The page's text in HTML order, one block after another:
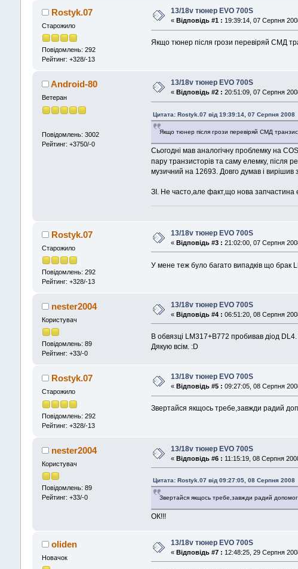
Rostyk.07
Старожило
Повідомлень: 292
Рейтинг: +328/-13
13/18v тюнер EVO 700S
« Відповідь #1 : 19:39:14, 07 Серпня
Якщо тюнер після грози перевіряй СМД
Android-80
Ветеран
Повідомлень: 3002
Рейтинг: +3750/-0
13/18v тюнер EVO 700S
« Відповідь #2 : 20:51:09, 07 Серпня
Цитата: Rostyk.07 від 19:39:14, 07 Серпня 2008
Якщо тюнер після грози перевіряй СМД
Сьогодні мав аналогічну проблемку на
пару транзисторів та саму елемку, після
музичний на 12693. Довго думав і
ЗІ. Не часто,але факт,що нова
Rostyk.07
Старожило
Повідомлень: 292
Рейтинг: +328/-13
13/18v тюнер EVO 700S
« Відповідь #3 : 21:02:00, 07 Серпня
У мене теж було багато випадків що брак
nester2004
Користувач
Повідомлень: 89
Рейтинг: +33/-0
13/18v тюнер EVO 700S
« Відповідь #4 : 06:51:20, 08 Серпня
В обвязці LM317+В772 пробивав діод
Дякую всім. :D
Rostyk.07
Старожило
Повідомлень: 292
Рейтинг: +328/-13
13/18v тюнер EVO 700S
« Відповідь #5 : 09:27:05, 08 Серпня
Звертайся якщось требе,завжди радий
nester2004
Користувач
Повідомлень: 89
Рейтинг: +33/-0
13/18v тюнер EVO 700S
« Відповідь #6 : 11:15:19, 08 Серпня
Цитата: Rostyk.07 від 09:27:05, 08 Серпня 2008
Звертайся якщось требе,завжди радий
ОК!!!
oliden
Новачок
13/18v тюнер EVO 700S
« Відповідь #7 : 12:48:25, 29 Серпня